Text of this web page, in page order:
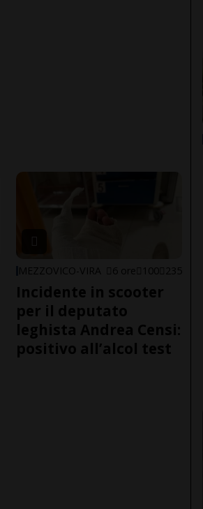
MEZZOVICO-VIRA 6 ore 100 235
Incidente in scooter
per il deputato
leghista Andrea Censi:
positivo all’alcol test